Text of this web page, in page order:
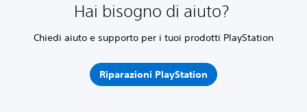
Hai bisogno di aiuto?
Chiedi aiuto e supporto per i tuoi prodotti PlayStation
Riparazioni PlayStation